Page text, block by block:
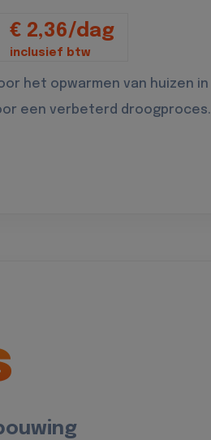
€ 2,36/dag
inclusief btw
het opwarmen van huizen in
een verbeterd droogproces.